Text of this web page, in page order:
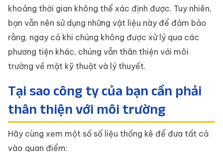
khoảng thời gian không thể xác định được. Tuy nhiên,
bạn vẫn nên sử dụng những vật liệu này để đảm bảo
rằng, ngay cả khi chúng không được xử lý qua các
phương tiện khác, chúng vẫn thân thiện với môi
trường về mặt kỹ thuật và lý thuyết.
Tại sao công ty của bạn cần phải
thân thiện với môi trường
Hãy cùng xem một số số liệu thống kê để đưa tất cả
vào quan điểm: